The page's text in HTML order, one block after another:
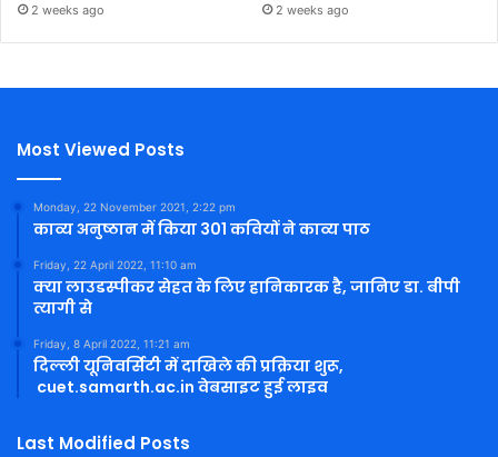
2 weeks ago 2 weeks ago
Most Viewed Posts
Monday, 22 November 2021, 2:22 pm
काव्य अनुष्ठान में किया 301 कवियों ने काव्य पाठ
Friday, 22 April 2022, 11:10 am
क्या लाउडस्पीकर सेहत के लिए हानिकारक है, जानिए डा. बीपी
त्यागी से
Friday, 8 April 2022, 11:21 am
दिल्ली यूनिवर्सिटी में दाखिले की प्रक्रिया शुरू,
cuet.samarth.ac.in वेबसाइट हुई लाइव
Last Modified Posts